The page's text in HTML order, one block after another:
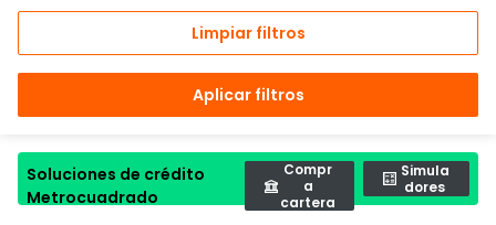
Limpiar filtros
Aplicar filtros
Soluciones de crédito
Metrocuadrado
Compr
a
cartera
Simula
dores